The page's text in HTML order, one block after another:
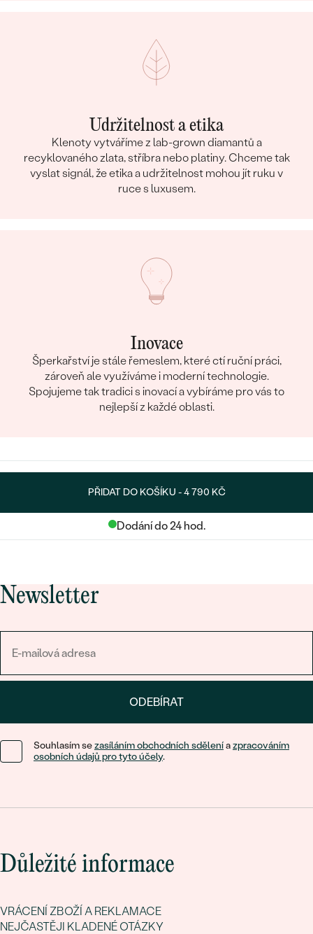
Udržitelnost a etika
Klenoty vytváříme z lab-grown diamantů a
recyklovaného zlata, stříbra nebo platiny. Chceme tak
vyslat signál, že etika a udržitelnost mohou jít ruku v
ruce s luxusem.
Inovace
Šperkařství je stále řemeslem, které ctí ruční práci,
zároveň ale využíváme i moderní technologie.
Spojujeme tak tradici s inovací a vybíráme pro vás to
nejlepší z každé oblasti.
PŘIDAT DO KOŠÍKU -4 790 KČ
Dodání do 24 hod.
Newsletter
ODEBÍRAT
Souhlasím sezasíláním obchodních sděleníazpracováním
osobních údajů pro tyto účely.
Důležité informace
VRÁCENÍ ZBOŽÍ A REKLAMACE
NEJČASTĚJI KLADENÉ OTÁZKY